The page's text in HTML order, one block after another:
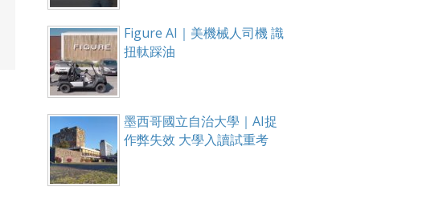
Figure AI｜美機械人司機 識
扭軚踩油
墨西哥國立自治大學｜AI捉
作弊失效 大學入讀試重考